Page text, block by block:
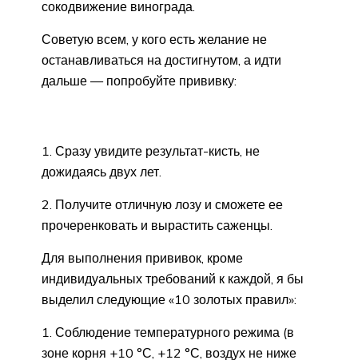
сокодвижение винограда.
Советую всем, у кого есть желание не
останавливаться на достигнутом, а идти
дальше — попробуйте прививку:
1. Сразу увидите результат-кисть, не
дожидаясь двух лет.
2. Получите отличную лозу и сможете ее
прочеренковать и вырастить саженцы.
Для выполнения прививок, кроме
индивидуальных требований к каждой, я бы
выделил следующие «10 золотых правил»:
1. Соблюдение температурного режима (в
зоне корня +10 °С, +12 °С, воздух не ниже